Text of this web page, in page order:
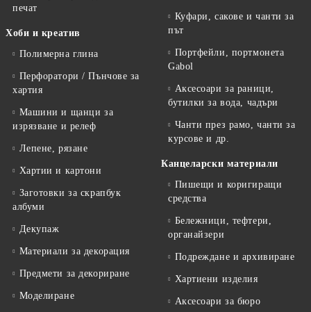
печат
Хоби и креатив
Полимерна глина
Перфоратори / Пънчове за
хартия
Машини и щанци за
изрязване и релеф
Лепене, рязане
Хартии и картони
Заготовки за скрапбук
албуми
Декупаж
Материали за декорация
Предмети за декориране
Моделиране
Куфари, сакове и чанти за
път
Портфейли, портмонета
Gabol
Аксесоари за раници,
бутилки за вода, чадъри
Чанти през рамо, чанти за
курсове и др.
Канцеларски материали
Пишещи и коригиращи
средства
Бележници, тефтери,
органайзери
Подреждане и архивиране
Хартиени изделия
Аксесоари за бюро